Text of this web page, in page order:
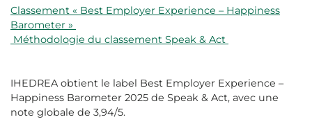
Classement « Best Employer Experience – Happiness
Barometer »
Méthodologie du classement Speak & Act
IHEDREA obtient le label Best Employer Experience –
Happiness Barometer 2025 de Speak & Act, avec une
note globale de 3,94/5.